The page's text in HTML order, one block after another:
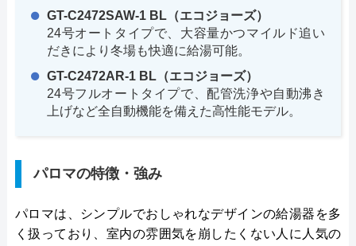
GT-C2472SAW-1 BL（エコジョーズ）
24号オートタイプで、大容量かつマイルド追い
だきにより冬場も快適に給湯可能。
GT-C2472AR-1 BL（エコジョーズ）
24号フルオートタイプで、配管洗浄や自動沸き
上げなど全自動機能を備えた高性能モデル。
パロマの特徴・強み
パロマは、シンプルでおしゃれなデザインの給湯器を多
く扱っており、室内の雰囲気を崩したくない人に人気の